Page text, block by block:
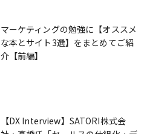
マーケティングの勉強に【オススメ
な本とサイト3選】をまとめてご紹
介【前編】
【DX Interview】SATORI株式会